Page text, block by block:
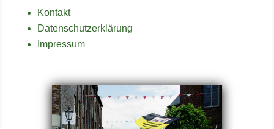
Kontakt
Datenschutzerklärung
Impressum